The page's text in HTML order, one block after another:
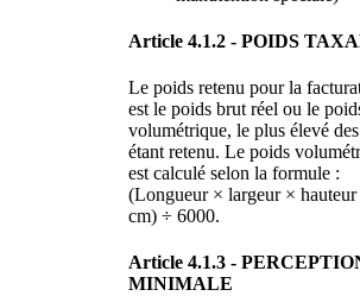
Article 4.1.2 - POIDS
Le poids retenu pour la
est le poids brut réel ou le
volumétrique, le plus élevé
étant retenu. Le poids
est calculé selon la formule :
(Longueur × largeur × hauteur
cm) ÷ 6000.
Article 4.1.3 -
MINIMALE